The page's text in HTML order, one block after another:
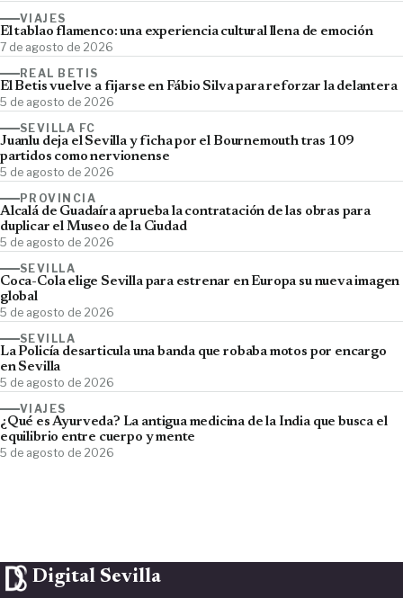
VIAJES
El tablao flamenco: una experiencia cultural llena de emoción
7 de agosto de 2026
REAL BETIS
El Betis vuelve a fijarse en Fábio Silva para reforzar la delantera
5 de agosto de 2026
SEVILLA FC
Juanlu deja el Sevilla y ficha por el Bournemouth tras 109
partidos como nervionense
5 de agosto de 2026
PROVINCIA
Alcalá de Guadaíra aprueba la contratación de las obras para
duplicar el Museo de la Ciudad
5 de agosto de 2026
SEVILLA
Coca-Cola elige Sevilla para estrenar en Europa su nueva imagen
global
5 de agosto de 2026
SEVILLA
La Policía desarticula una banda que robaba motos por encargo
en Sevilla
5 de agosto de 2026
VIAJES
¿Qué es Ayurveda? La antigua medicina de la India que busca el
equilibrio entre cuerpo y mente
5 de agosto de 2026
Digital Sevilla